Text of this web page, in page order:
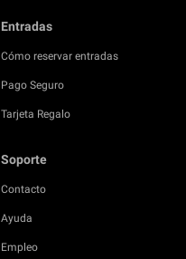
Entradas
Cómo reservar entradas
Pago Seguro
Tarjeta Regalo
Soporte
Contacto
Ayuda
Empleo